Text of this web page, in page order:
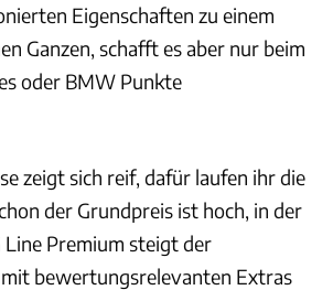
Eigenschaften zu einem
Ganzen, schafft es aber nur beim
oder BMW Punkte
zeigt sich reif, dafür laufen ihr die
der Grundpreis ist hoch, in der
Premium steigt der
bewertungsrelevanten Extras